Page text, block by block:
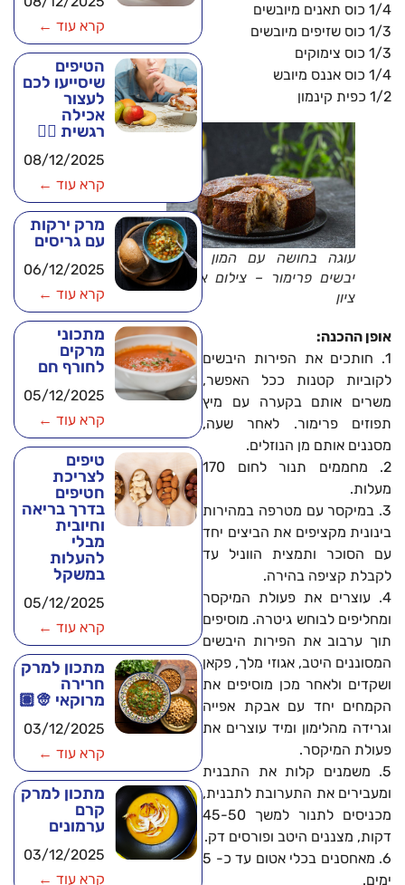
1/4 כוס תאנים מיובשים
1/3 כוס שזיפים מיובשים
1/3 כוס צימוקים
1/4 כוס אננס מיובש
1/2 כפית קינמון
עוגה בחושה עם המון פירות
יבשים פרימור – צילום איתיאל
ציון
אופן ההכנה:
1. חותכים את הפירות היבשים
לקוביות קטנות ככל האפשר,
משרים אותם בקערה עם מיץ
תפוזים פרימור. לאחר שעה,
מסננים אותם מן הנוזלים.
2. מחממים תנור לחום 170
מעלות.
3. במיקסר עם מטרפה במהירות
בינונית מקציפים את הביצים יחד
עם הסוכר ותמצית הווניל עד
לקבלת קציפה בהירה.
4. עוצרים את פעולת המיקסר
ומחליפים לבוחש גיטרה. מוסיפים
תוך ערבוב את הפירות היבשים
המסוננים היטב, אגוזי מלך, פקאן
ושקדים ולאחר מכן מוסיפים את
הקמחים יחד עם אבקת אפייה
וגרידה מהלימון ומיד עוצרים את
פעולת המיקסר.
5. משמנים קלות את התבנית
ומעבירים את התערובת לתבנית,
מכניסים לתנור למשך 45-50
דקות, מצננים היטב ופורסים דק.
6. מאחסנים בכלי אטום עד כ- 5
ימים.
קרא עוד ←
הטיפים
שיסייעו לכם
לעצור
אכילה
רגשית 🧘‍♂️
08/12/2025
קרא עוד ←
מרק ירקות
עם גריסים
06/12/2025
קרא עוד ←
מתכוני
מרקים
לחורף חם
05/12/2025
קרא עוד ←
טיפים
לצריכת
חטיפים
בדרך בריאה
וחיובית
מבלי
להעלות
במשקל
05/12/2025
קרא עוד ←
מתכון למרק
חרירה
מרוקאי 👳🏽
03/12/2025
קרא עוד ←
מתכון למרק
קרם
ערמונים
03/12/2025
קרא עוד ←